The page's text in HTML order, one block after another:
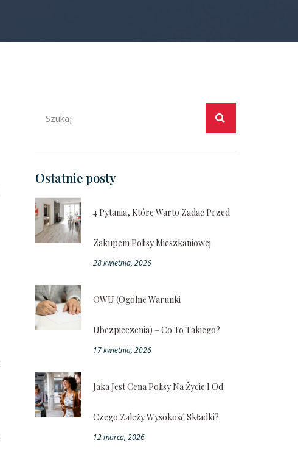
Ostatnie posty
4 Pytania, Które Warto Zadać Przed
Zakupem Polisy Mieszkaniowej
28 kwietnia, 2026
OWU (ogólne Warunki
Ubezpieczenia) – Co To Takiego?
17 kwietnia, 2026
Jaka Jest Cena Polisy Na Życie I Od
Czego Zależy Wysokość Składki?
12 marca, 2026